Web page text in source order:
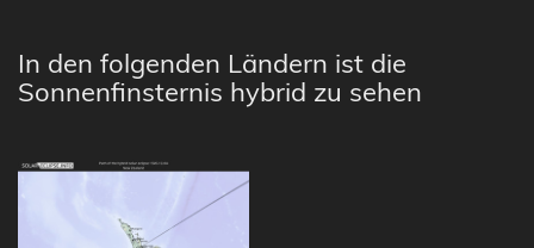
In den folgenden Ländern ist die
Sonnenfinsternis hybrid zu sehen